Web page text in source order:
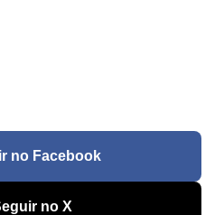
no Facebook
no X